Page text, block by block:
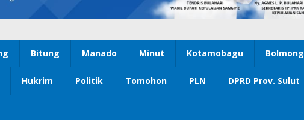
Bitung Manado Minut Kotamobagu Bolmong
Hukrim Politik Tomohon PLN DPRD Prov. Sulut